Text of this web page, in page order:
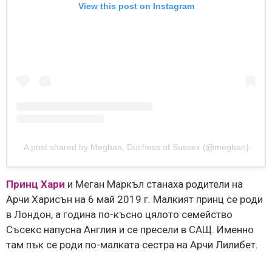
View this post on Instagram
A post shared by Meghan, Duchess of Sussex (@meghan)
Принц Хари и Меган Маркъл станаха родители на
Арчи Харисън на 6 май 2019 г. Малкият принц се роди
в Лондон, а година по-късно цялото семейство
Съсекс напусна Англия и се пресели в САЩ. Именно
там пък се роди по-малката сестра на Арчи Лилибет.